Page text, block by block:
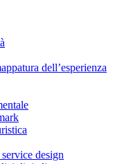
dell’esperienza
design